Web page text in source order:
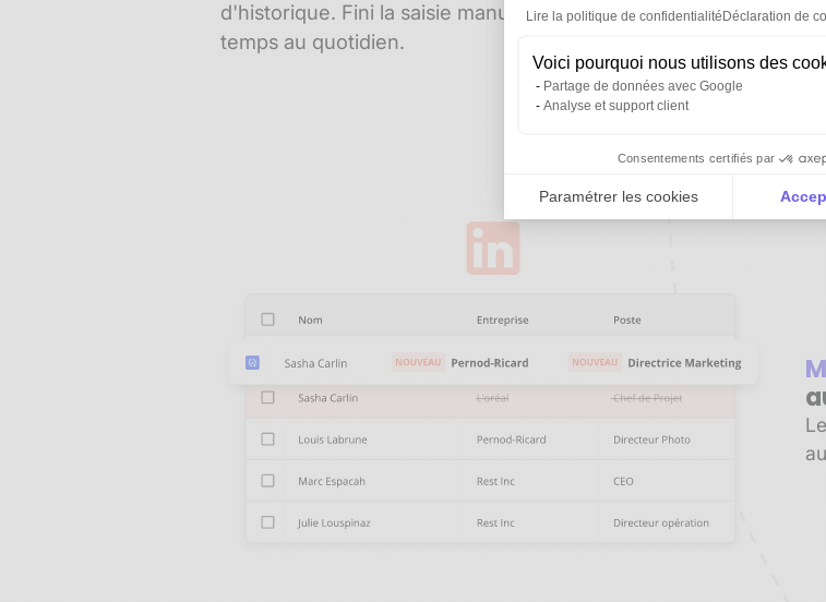
Lire la politique de confidentialité Déclaration de
Voici pourquoi nous utilisons des
Partage de données avec Google
Analyse et support client
Consentements certifiés par
Paramétrer les cookies
Notre plateforme vous permet
d'historique. Fini la saisie manuelle. Gagnez du
temps au quotidien.